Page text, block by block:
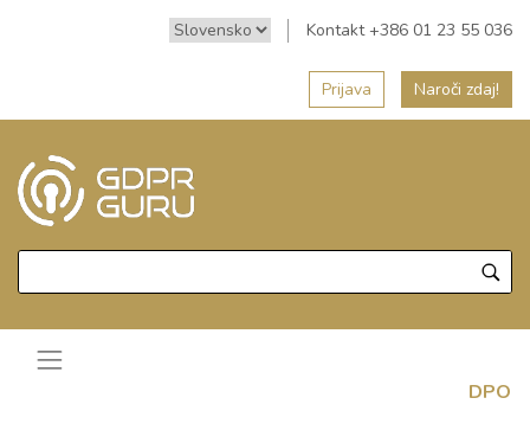
Kontakt +386 01 23 55 036
Prijava Naroči zdaj!
DPO